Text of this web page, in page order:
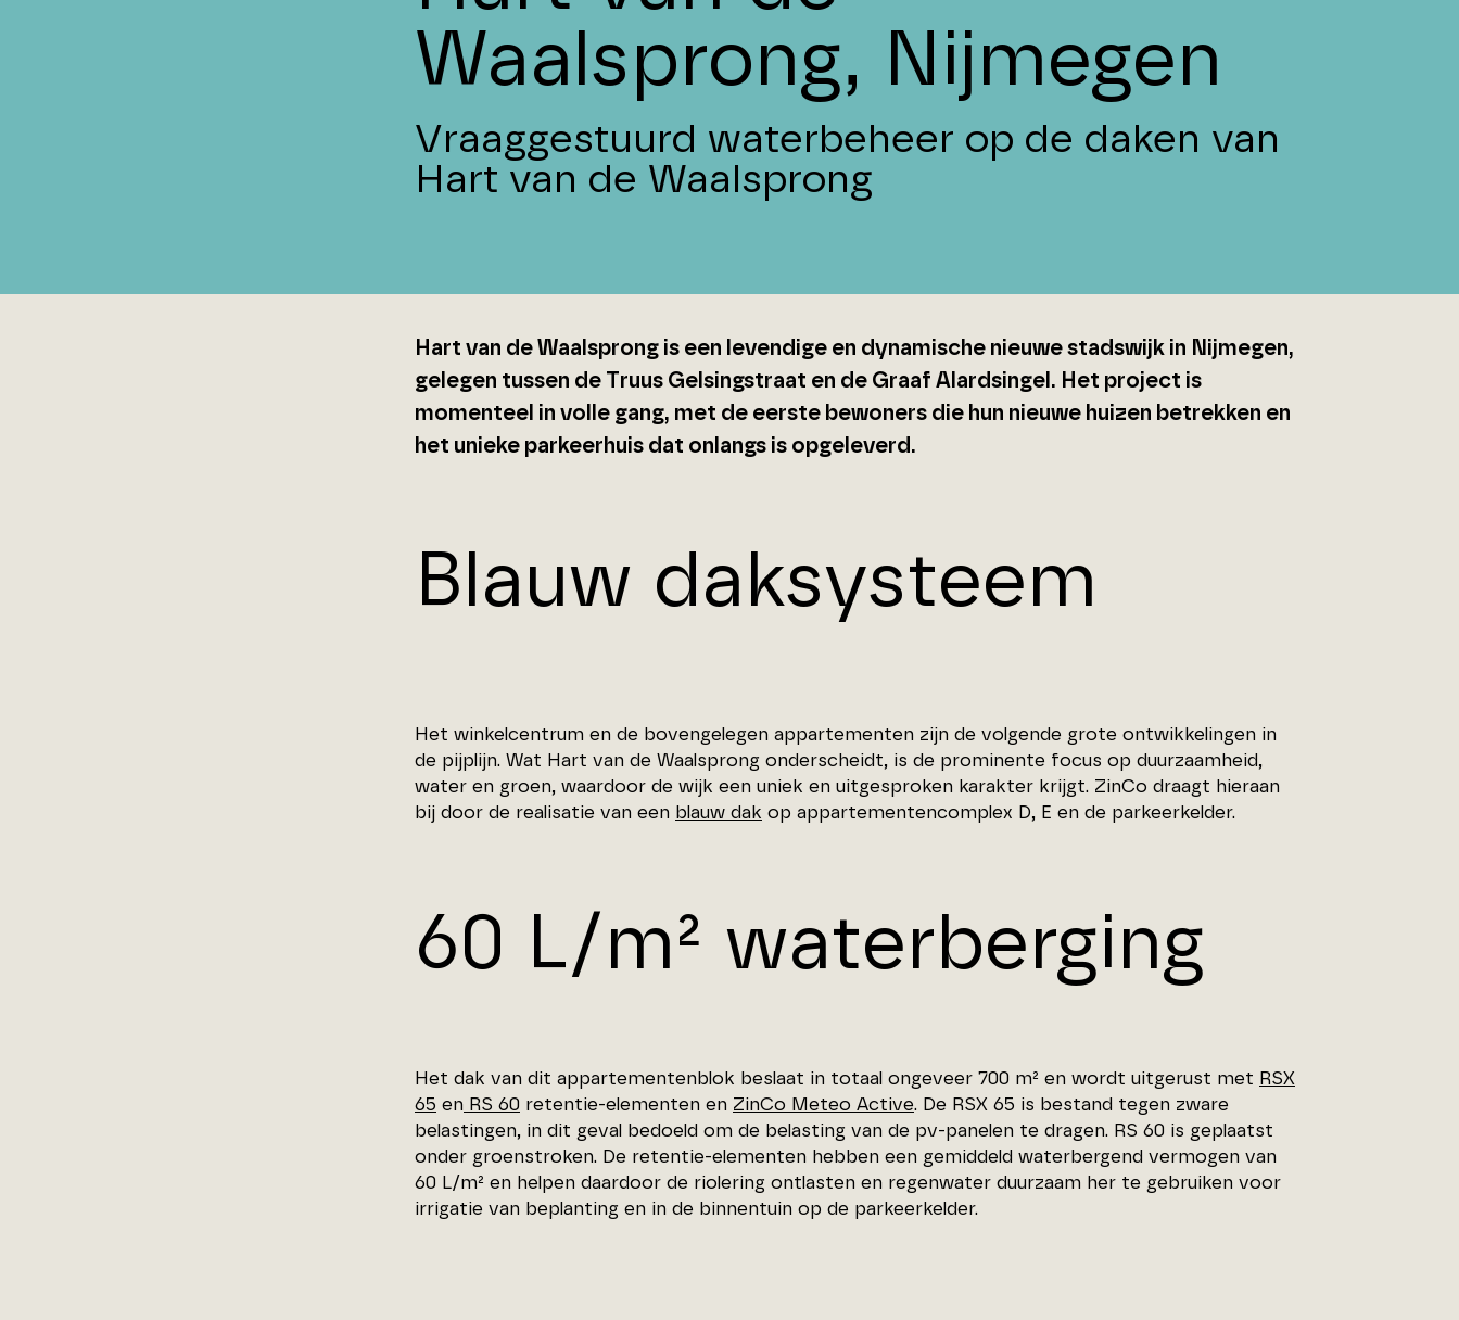
Waalsprong, Nijmegen
Vraaggestuurd waterbeheer op de daken van
Hart van de Waalsprong
Hart van de Waalsprong is een levendige en dynamische nieuwe stadswijk in Nijmegen,
gelegen tussen de Truus Gelsingstraat en de Graaf Alardsingel. Het project is
momenteel in volle gang, met de eerste bewoners die hun nieuwe huizen betrekken en
het unieke parkeerhuis dat onlangs is opgeleverd.
Blauw daksysteem
Het winkelcentrum en de bovengelegen appartementen zijn de volgende grote ontwikkelingen in
de pijplijn. Wat Hart van de Waalsprong onderscheidt, is de prominente focus op duurzaamheid,
water en groen, waardoor de wijk een uniek en uitgesproken karakter krijgt. ZinCo draagt hieraan
bij door de realisatie van een blauw dak op appartementencomplex D, E en de parkeerkelder.
60 L/m² waterberging
Het dak van dit appartementenblok beslaat in totaal ongeveer 700 m² en wordt uitgerust met RSX
65 en RS 60 retentie-elementen en ZinCo Meteo Active. De RSX 65 is bestand tegen zware
belastingen, in dit geval bedoeld om de belasting van de pv-panelen te dragen. RS 60 is geplaatst
onder groenstroken. De retentie-elementen hebben een gemiddeld waterbergend vermogen van
60 L/m² en helpen daardoor de riolering ontlasten en regenwater duurzaam her te gebruiken voor
irrigatie van beplanting en in de binnentuin op de parkeerkelder.